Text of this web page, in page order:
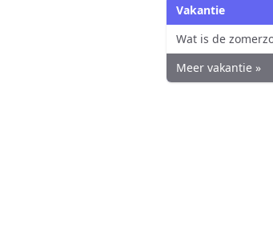
Vakantie
Wat is de
Meer vakantie »